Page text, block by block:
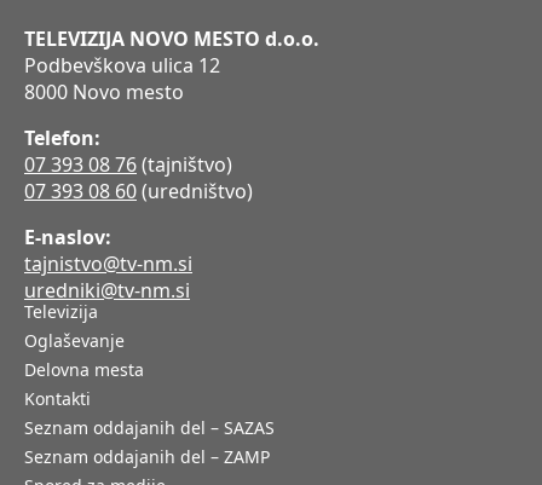
TELEVIZIJA NOVO MESTO d.o.o.
Podbevškova ulica 12
8000 Novo mesto
Telefon:
07 393 08 76(tajništvo)
07 393 08 60(uredništvo)
E-naslov:
tajnistvo@tv-nm.si
uredniki@tv-nm.si
Televizija
Oglaševanje
Delovna mesta
Kontakti
Seznam oddajanih del – SAZAS
Seznam oddajanih del – ZAMP